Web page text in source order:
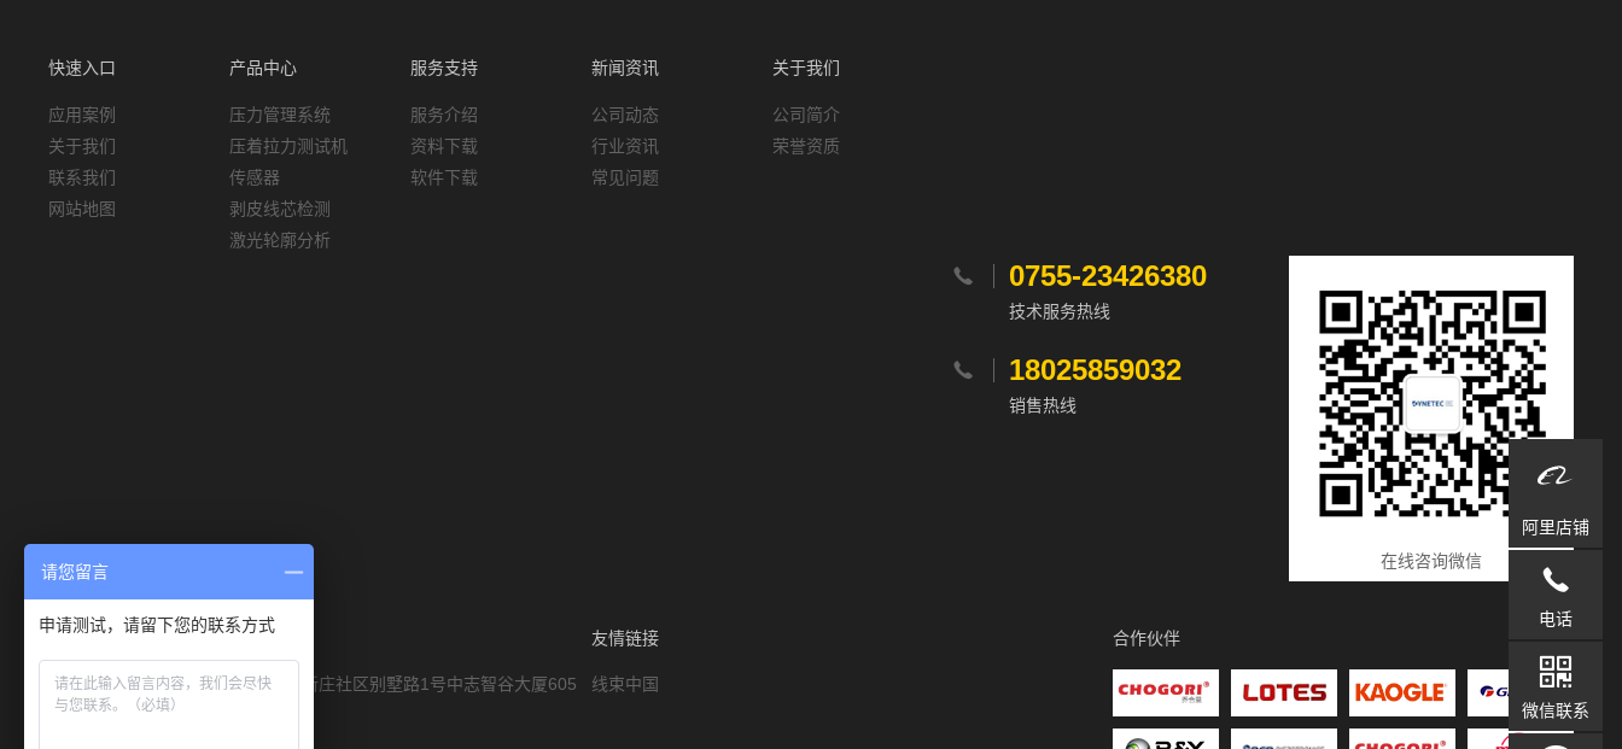
快速入口
应用案例
关于我们
联系我们
网站地图
产品中心
压力管理系统
压着拉力测试机
传感器
剥皮线芯检测
激光轮廓分析
服务支持
服务介绍
资料下载
软件下载
新闻资讯
公司动态
行业资讯
常见问题
关于我们
公司简介
荣誉资质
 0755-23426380
技术服务热线
 18025859032
销售热线
在线咨询微信
联系我们
公司地址：深圳市光明区马田街道新庄社区别墅路1号中志智谷大厦605
友情链接
线束中国
合作伙伴
阿里店铺

电话

微信联系
请您留言
申请测试，请留下您的联系方式